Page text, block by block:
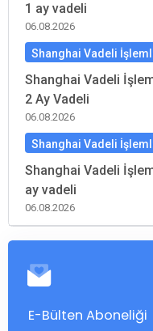
1 ay vadeli
06.08.2026
Shanghai Vadeli
Shanghai Vadeli
2 Ay Vadeli
06.08.2026
Shanghai Vadeli
Shanghai Vadeli
ay vadeli
06.08.2026
E-Bülten Aboneliği